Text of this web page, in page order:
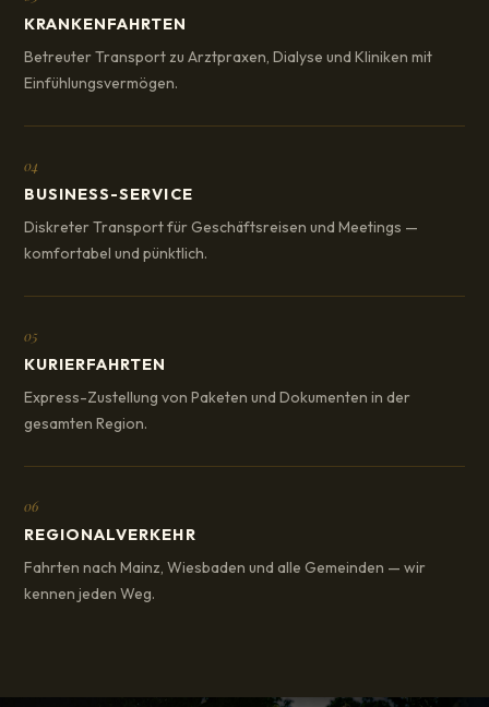
KRANKENFAHRTEN
Betreuter Transport zu Arztpraxen, Dialyse und Kliniken mit
Einfühlungsvermögen.
04
BUSINESS-SERVICE
Diskreter Transport für Geschäftsreisen und Meetings —
komfortabel und pünktlich.
05
KURIERFAHRTEN
Express-Zustellung von Paketen und Dokumenten in der
gesamten Region.
06
REGIONALVERKEHR
Fahrten nach Mainz, Wiesbaden und alle Gemeinden — wir
kennen jeden Weg.